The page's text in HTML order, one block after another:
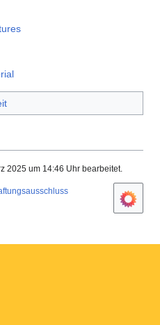
2025 um 14:46 Uhr bearbeitet.